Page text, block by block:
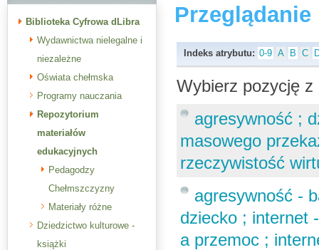
Biblioteka Cyfrowa dLibra
Wydawnictwa nielegalne i
niezależne
Oświata chełmska
Programy nauczania
Repozytorium
materiałów
edukacyjnych
Pedagodzy
Chełmszczyzny
Materiały różne
Dziedzictwo kulturowe -
książki
Indeks atrybutu: 0-9 A B C
Wybierz pozycję
agresywność ;
masowego
rzeczywistość
agresywność -
dziecko ; internet
a przemoc ;